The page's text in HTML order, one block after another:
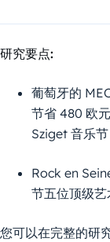
研究要点:
葡萄牙的
节省 480 欧
Sziget 音乐节
Rock en
节五位顶级
您可以在完整的研